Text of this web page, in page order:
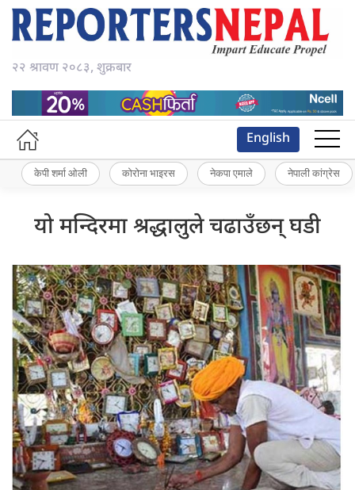
२२ श्रावण २०८३, शुक्रबार
English
केपी शर्मा ओली कोरोना भाइरस नेकपा एमाले नेपाली कांग्रेस
यो मन्दिरमा श्रद्धालुले चढाउँछन् घडी